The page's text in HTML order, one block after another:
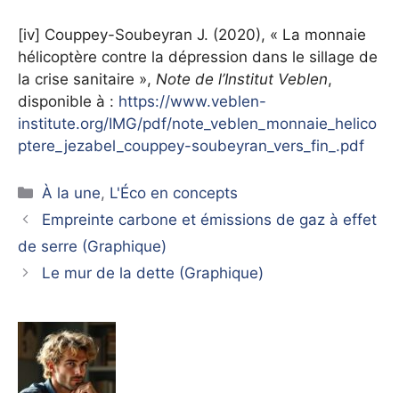
[iv] Couppey-Soubeyran J. (2020), « La monnaie
hélicoptère contre la dépression dans le sillage de
la crise sanitaire », Note de l’Institut Veblen,
disponible à : https://www.veblen-
institute.org/IMG/pdf/note_veblen_monnaie_helico
ptere_jezabel_couppey-soubeyran_vers_fin_.pdf
Catégories
À la une, L'Éco en concepts
Empreinte carbone et émissions de gaz à effet
de serre (Graphique)
Le mur de la dette (Graphique)